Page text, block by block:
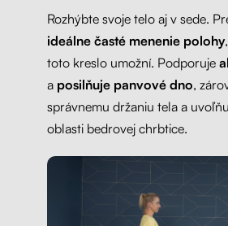
Rozhýbte svoje telo aj v sede.
ideálne časté menenie polohy
toto kreslo umožní. Podporuje
a posilňuje panvové dno,
správnemu držaniu tela a
oblasti bedrovej chrbtice.